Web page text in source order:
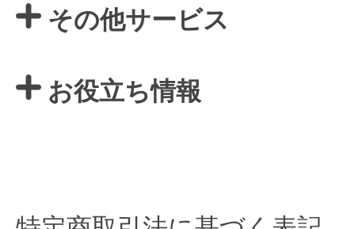
その他サービス
お役立ち情報